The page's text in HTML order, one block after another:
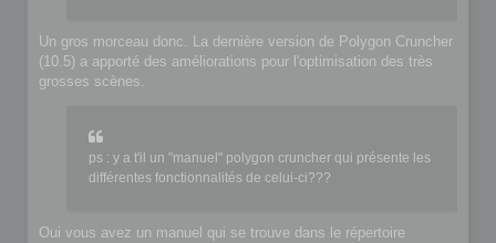
Un gros morceau donc. La dernière version de Polygon Cruncher
(10.5) a apporté des améliorations pour l'optimisation des très
grosses scènes.
ps : y a t'il un "manuel" polygon cruncher qui présente les
différentes fonctionnalités de celui-ci???
Oui vous avez un manuel qui se trouve dans le répertoire